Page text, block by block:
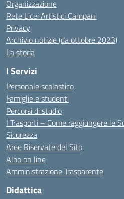
Organizzazione
Rete Licei Artistici Campani
Privacy
Archivio notizie (da ottobre 2023)
La storia
I Servizi
Personale scolastico
Famiglie e studenti
Percorsi di studio
I Trasporti – Come raggiungere le
Sicurezza
Aree Riservate del Sito
Albo on line
Amministrazione Trasparente
Didattica